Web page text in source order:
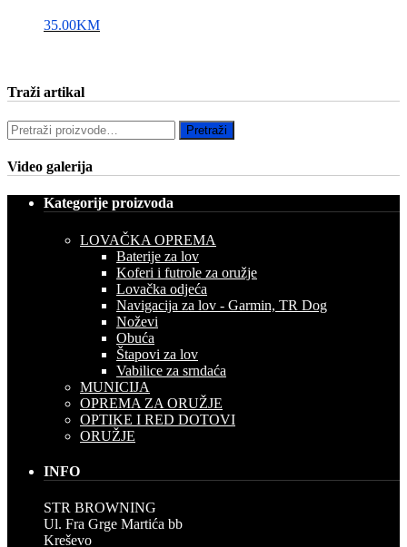
35.00KM
Traži artikal
Pretraži: Pretraži
Video galerija
Kategorije proizvoda
LOVAČKA OPREMA
Baterije za lov
Koferi i futrole za oružje
Lovačka odjeća
Navigacija za lov - Garmin, TR Dog
Noževi
Obuća
Štapovi za lov
Vabilice za srndaća
MUNICIJA
OPREMA ZA ORUŽJE
OPTIKE I RED DOTOVI
ORUŽJE
INFO
STR BROWNING
Ul. Fra Grge Martića bb
Kreševo